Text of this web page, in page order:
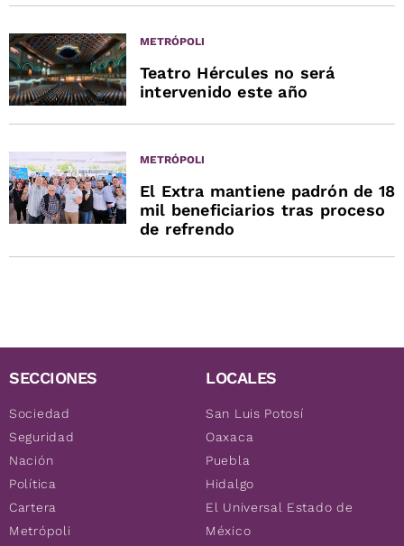
METRÓPOLI
Teatro Hércules no será
intervenido este año
METRÓPOLI
El Extra mantiene padrón de 18
mil beneficiarios tras proceso
de refrendo
SECCIONES
Sociedad
Seguridad
Nación
Política
Cartera
Metrópoli
LOCALES
San Luis Potosí
Oaxaca
Puebla
Hidalgo
El Universal Estado de
México